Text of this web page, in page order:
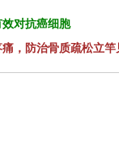
对抗癌细胞
，防治骨质疏松立竿